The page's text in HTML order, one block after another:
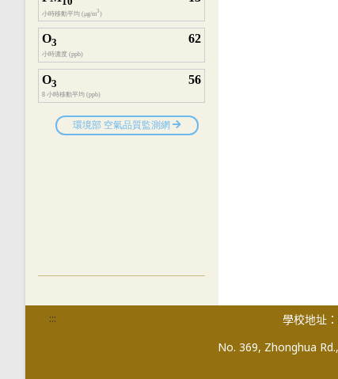
::: 學校地址
No. 369, Zhonghua